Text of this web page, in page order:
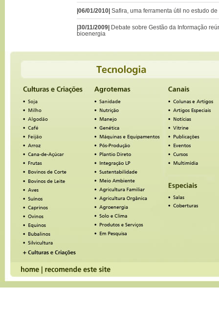
|06/01/2010| Safira, uma ferramenta útil no estudo
|30/11/2009| Debate sobre Gestão da Informação
bioenergia